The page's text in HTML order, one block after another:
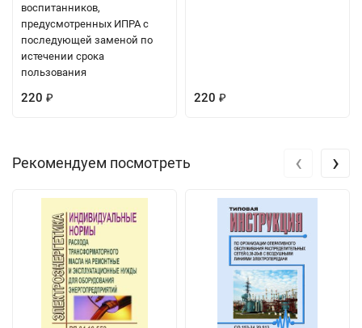
воспитанников,
предусмотренных ИПРА с
последующей заменой по
истечении срока
пользования
220 ₽ 220 ₽
Рекомендуем посмотреть ‹ ›